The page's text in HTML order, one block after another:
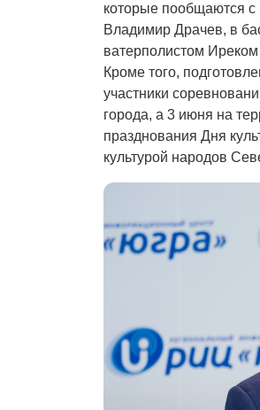
которые пообщаются с
Владимир Драчев, в
ватерполистом
Кроме того,
участники
города, а 3 июня на
празднования Дня
культурой народов